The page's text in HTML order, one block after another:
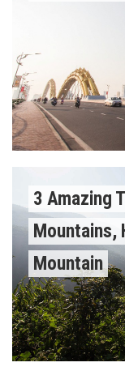
3 Amazing
Mountains,
Mountain